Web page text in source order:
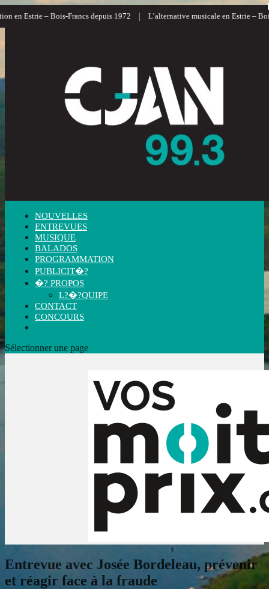
en Estrie – Bois-Francs depuis 1972 L’alternative musicale en Estrie –
NOUVELLES
ENTREVUES
MUSIQUE
BALADOS
PROGRAMMATION
PUBLICIT�?
�? PROPOS
L?�?QUIPE
CONTACT
CONCOURS
Sélectionner une page
Entrevue avec Josée Bordeleau, prévenir
et réagir face à la fraude